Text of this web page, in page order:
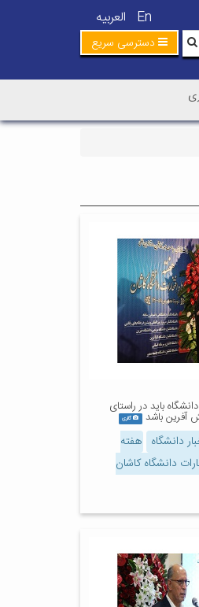
En العربیه
دسترسی سریع
باید در راستای
آفرین باشد گالری
دانشگاه هفته
دانشگاه کاشان